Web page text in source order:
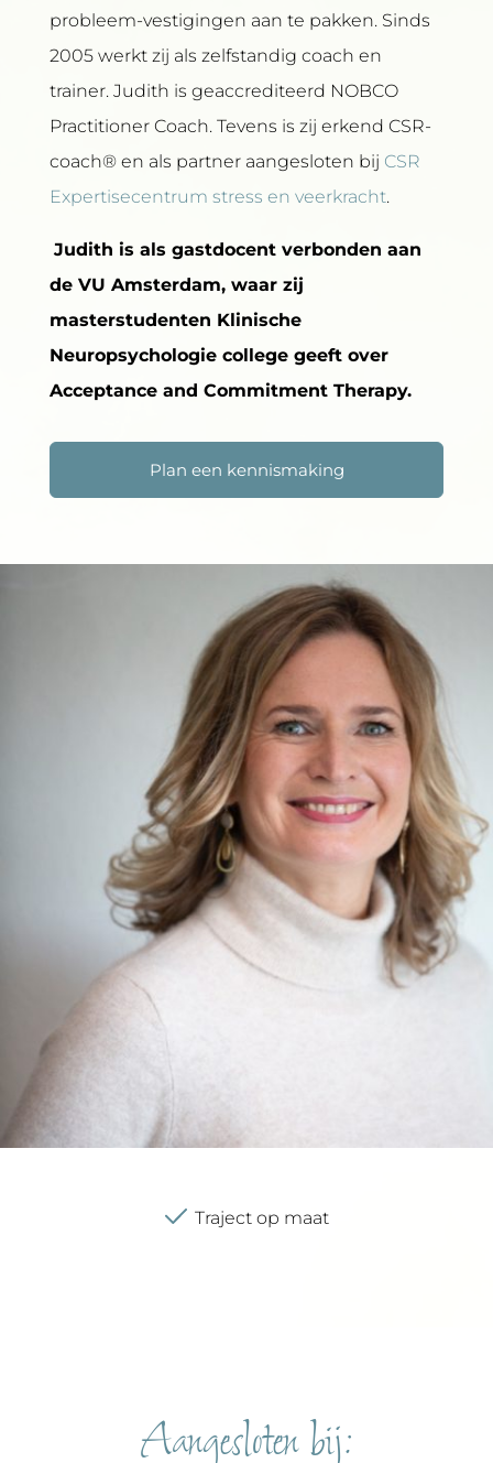
probleem-vestigingen aan te pakken. Sinds
2005 werkt zij als zelfstandig coach en
trainer. Judith is geaccrediteerd NOBCO
Practitioner Coach. Tevens is zij erkend CSR-
coach® en als partner aangesloten bij CSR
Expertisecentrum stress en veerkracht.
Judith is als gastdocent verbonden aan
de VU Amsterdam, waar zij
masterstudenten Klinische
Neuropsychologie college geeft over
Acceptance and Commitment Therapy.
Plan een kennismaking
Ruim ervaren coaches en trainers
Traject op maat
Aangesloten bij: